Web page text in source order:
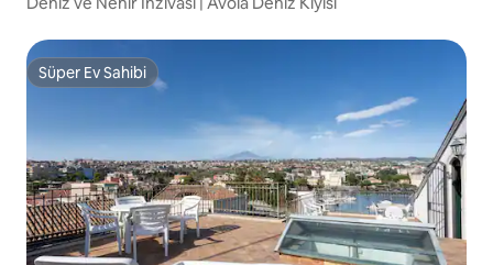
Süper Ev Sahibi
Süper Ev Sahibi